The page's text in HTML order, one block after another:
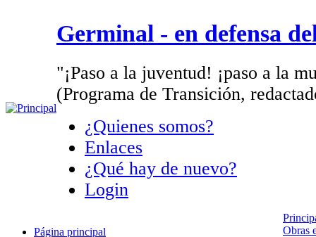
Germinal - en defensa
"¡Paso a la juventud! ¡paso a la
(Programa de Transición,
¿Quienes somos?
Enlaces
¿Qué hay de nuevo?
Login
Página principal
Obras